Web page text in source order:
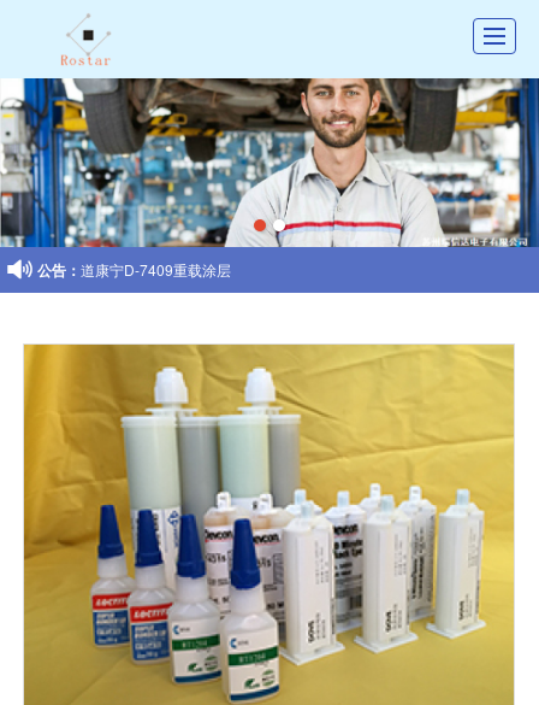
首页
公司介绍
产品展示
新闻动态
图库展示
 公告： 道康宁D-7409重载涂层